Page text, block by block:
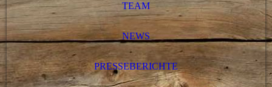
TEAM
NEWS
PRESSEBERICHTE